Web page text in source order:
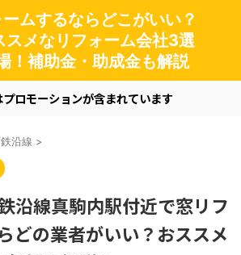
ムするならどこがいい？
スメなリフォーム会社3選
！補助金・助成金も解説
ロモーションが含まれています
沿線 >
沿線真駒内駅付近で窓リフ
どの業者がいい？おススメ